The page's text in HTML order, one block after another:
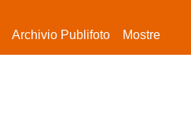
Archivio Publifoto Mostre